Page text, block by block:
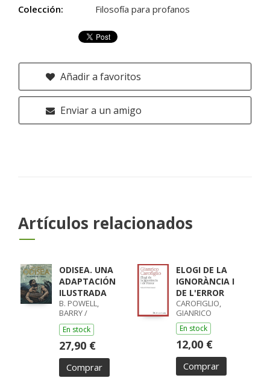
Colección:
Filosofía para profanos
Añadir a favoritos
Enviar a un amigo
Artículos relacionados
ODISEA. UNA
ADAPTACIÓN
ILUSTRADA
B. POWELL,
BARRY /
LISOWIEC,
JOANNA /
HOMERO,
HOMERO
En stock
27,90 €
Comprar
ELOGI DE LA
IGNORÀNCIA I
DE L'ERROR
CAROFIGLIO,
GIANRICO
En stock
12,00 €
Comprar